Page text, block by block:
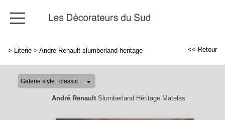
> Literie > Andre Renault slumberland heritage << Retour
André RenaultSlumberland Héritage Matelas